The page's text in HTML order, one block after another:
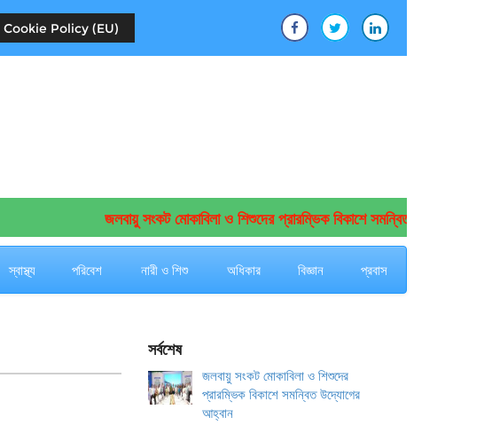
Cookie Policy (EU)
জলবায়ু সংকট মোকাবিলা ও শিশুদের প্রারম্ভিক বিকাশে সমন্বিত উদ্যোগের
স্বাস্থ্য পরিবেশ নারী ও শিশু অধিকার বিজ্ঞান প্রবাস
সর্বশেষ
জলবায়ু সংকট মোকাবিলা ও শিশুদের
প্রারম্ভিক বিকাশে সমন্বিত উদ্যোগের
আহ্বান